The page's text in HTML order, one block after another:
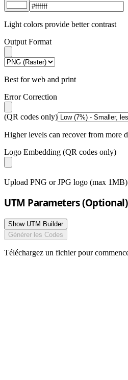
Light colors provide better contrast
Output Format
Best for web and print
Error Correction
(QR codes only)
Higher levels can recover from more
Logo Embedding (QR codes only)
Upload PNG or JPG logo (max 1MB)
UTM Parameters (Optional)
Show UTM Builder
Générer les Codes
Téléchargez un fichier pour